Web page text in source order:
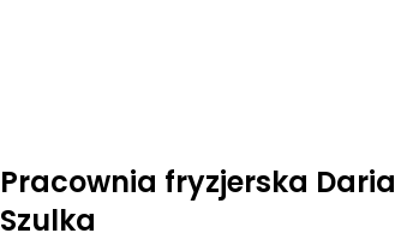
Pracownia fryzjerska Daria
Szulka